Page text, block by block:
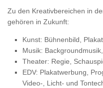
Zu den Kreativbereichen in
gehören in Zukunft:
Kunst: Bühnenbild,
Musik:
Theater: Regie,
EDV: Plakatwerbung,
Video-, Licht- und